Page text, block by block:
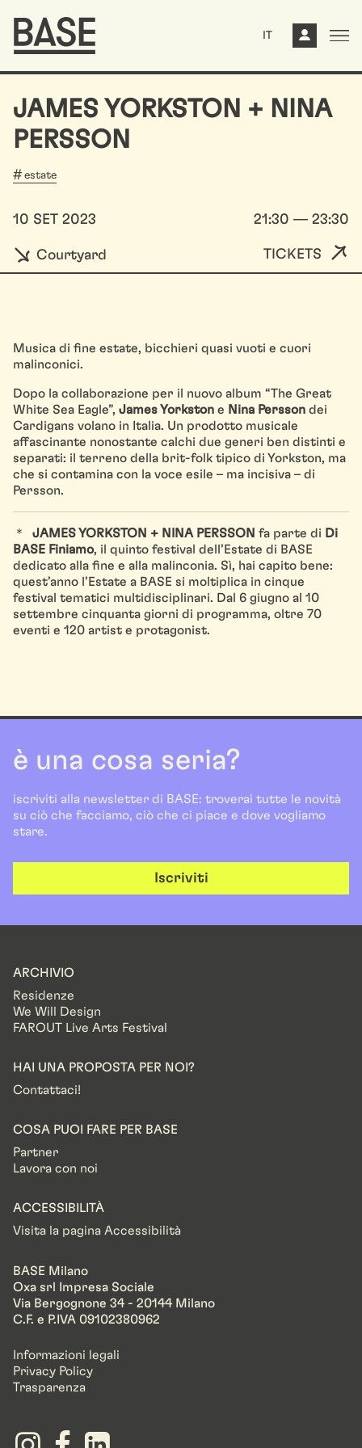
IT
JAMES YORKSTON + NINA
PERSSON
estate
10 SET 2023 21:30 — 23:30
Courtyard TICKETS
Musica di fine estate, bicchieri quasi vuoti e cuori
malinconici.
Dopo la collaborazione per il nuovo album “The Great
White Sea Eagle”, James Yorkston e Nina Persson dei
Cardigans volano in Italia. Un prodotto musicale
affascinante nonostante calchi due generi ben distinti e
separati: il terreno della brit-folk tipico di Yorkston, ma
che si contamina con la voce esile – ma incisiva – di
Persson.
＊ JAMES YORKSTON + NINA PERSSON fa parte di Di
BASE Finiamo, il quinto festival dell’Estate di BASE
dedicato alla fine e alla malinconia. Sì, hai capito bene:
quest’anno l’Estate a BASE si moltiplica in cinque
festival tematici multidisciplinari. Dal 6 giugno al 10
settembre cinquanta giorni di programma, oltre 70
eventi e 120 artist e protagonist.
è una cosa seria?
iscriviti alla newsletter di BASE: troverai tutte le novità
su ciò che facciamo, ciò che ci piace e dove vogliamo
stare.
Iscriviti
ARCHIVIO
Residenze
We Will Design
FAROUT Live Arts Festival
HAI UNA PROPOSTA PER NOI?
Contattaci!
COSA PUOI FARE PER BASE
Partner
Lavora con noi
ACCESSIBILITÀ
Visita la pagina Accessibilità
BASE Milano
Oxa srl Impresa Sociale
Via Bergognone 34 - 20144 Milano
C.F. e P.IVA 09102380962
Informazioni legali
Privacy Policy
Trasparenza